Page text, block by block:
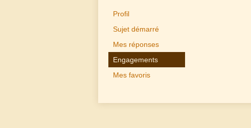
Profil
Sujet démarré
Mes réponses
Engagements
Mes favoris